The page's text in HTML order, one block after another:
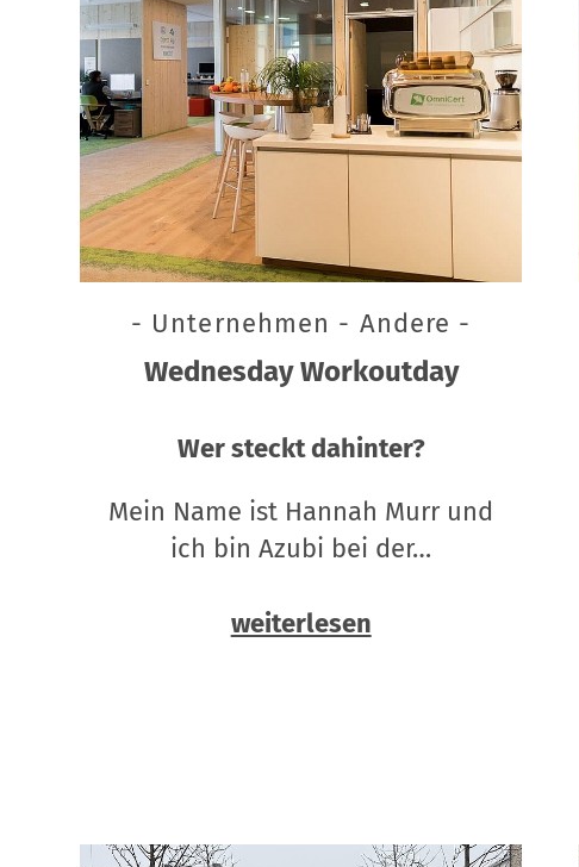
- Unternehmen - Andere -
Wednesday Workoutday
Wer steckt dahinter?
Mein Name ist Hannah Murr und
ich bin Azubi bei der…
weiterlesen